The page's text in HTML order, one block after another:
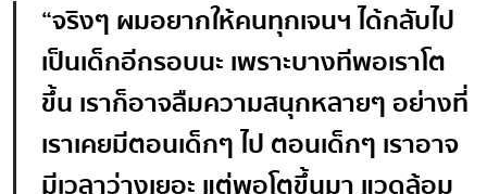
“จริงๆ ผมอยากให้คนทุกเจนฯ ได้กลับไป
เป็นเด็กอีกรอบนะ เพราะบางทีพอเราโต
ขึ้น เราก็อาจลืมความสนุกหลายๆ อย่างที่
เราเคยมีตอนเด็กๆ ไป ตอนเด็กๆ เราอาจ